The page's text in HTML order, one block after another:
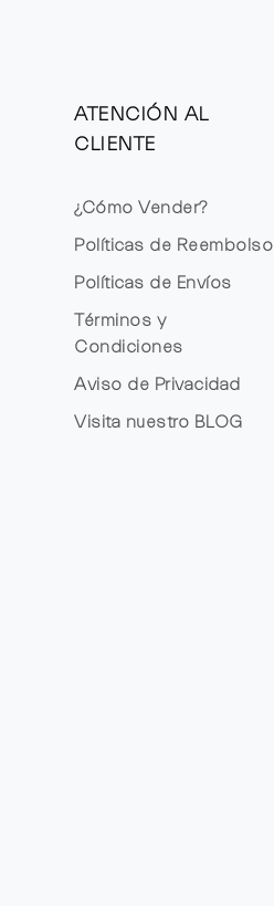
ATENCIÓN AL
CLIENTE
¿Cómo Vender?
Políticas de Reembolso
Políticas de Envíos
Términos y
Condiciones
Aviso de Privacidad
Visita nuestro BLOG